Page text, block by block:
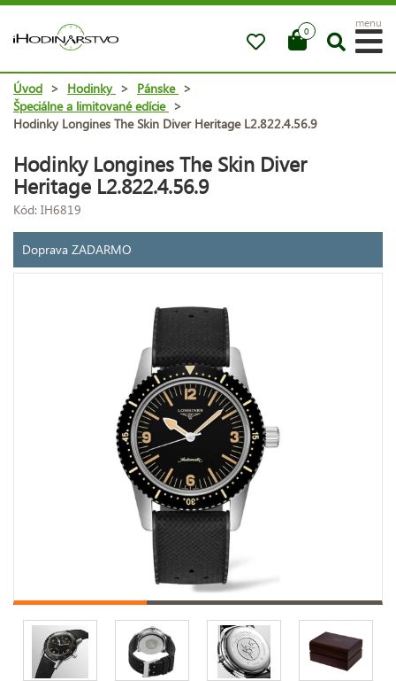
0
menu
Úvod > Hodinky > Pánske >
Špeciálne a limitované edície >
Hodinky Longines The Skin Diver Heritage L2.822.4.56.9
Hodinky Longines The Skin Diver
Heritage L2.822.4.56.9
Kód: IH6819
Doprava ZADARMO